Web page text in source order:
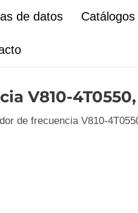
de datos
V810-
de frecuencia V810-